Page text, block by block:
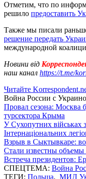
Отметим, что по
решило предоставить
Также мы писали
решение передать
международной
Новини від
наш канал https://t.me/
Читайте
Война России с
Провал сезона: Москва
турсектора Крыма
У Сухопутних військах
Інтернаціональних
Взрыв в Сыктывкаре:
Стали известны
Встреча президентов:
СПЕЦТЕМА: Война
ТЕГИ: Польша, МИД